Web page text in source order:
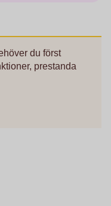
du först
prestanda